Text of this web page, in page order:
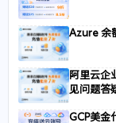
Azure 余
阿里云企
见问题答
GCP美金